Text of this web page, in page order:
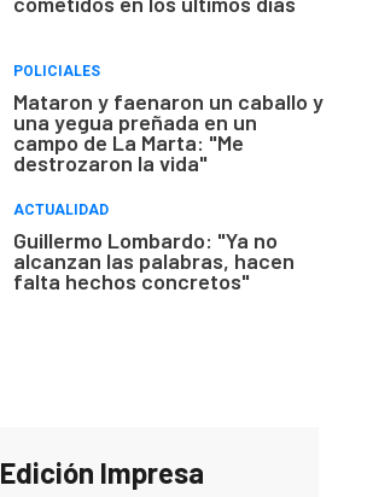
POLICIALES
Mataron y faenaron un caballo y
una yegua preñada en un
campo de La Marta: "Me
destrozaron la vida"
ACTUALIDAD
Guillermo Lombardo: "Ya no
alcanzan las palabras, hacen
falta hechos concretos"
Edición Impresa